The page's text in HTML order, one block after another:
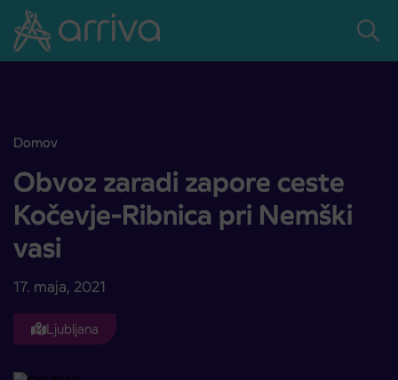
Skoči na vsebino
Domov
Obvoz zaradi zapore ceste Kočevje-Ribnica pri Nemški vasi
Obvoz zaradi zapore ceste
Kočevje-Ribnica pri Nemški
vasi
17. maja, 2021
Ljubljana